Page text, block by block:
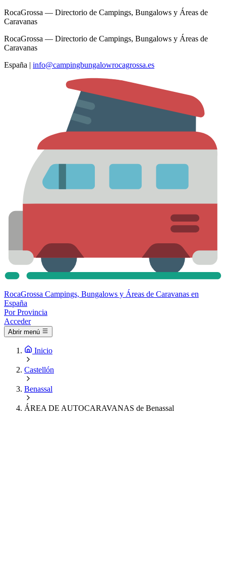
RocaGrossa — Directorio de Campings, Bungalows y Áreas de
Caravanas
RocaGrossa — Directorio de Campings, Bungalows y Áreas de
Caravanas
España | info@campingbungalowrocagrossa.es
RocaGrossa Campings, Bungalows y Áreas de Caravanas en
España
Por Provincia
Acceder
Abrir menú
Inicio
Castellón
Benassal
ÁREA DE AUTOCARAVANAS de Benassal